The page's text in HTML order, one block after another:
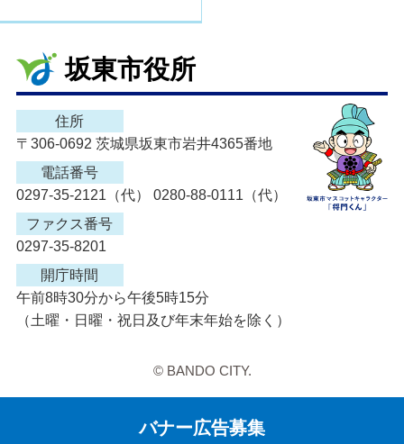
坂東市役所
住所
〒306-0692 茨城県坂東市岩井4365番地
電話番号
0297-35-2121（代） 0280-88-0111（代）
ファクス番号
0297-35-8201
開庁時間
午前8時30分から午後5時15分
（土曜・日曜・祝日及び年末年始を除く）
© BANDO CITY.
バナー広告募集